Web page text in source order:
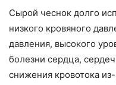
Сырой чеснок долго
низкого кровяного
давления, высокого
болезни сердца,
снижения кровотока